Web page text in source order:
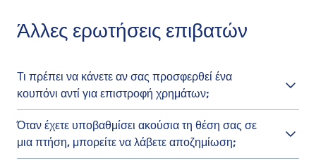
Άλλες ερωτήσεις επιβατών
Τι πρέπει να κάνετε αν σας προσφερθεί ένα
κουπόνι αντί για επιστροφή χρημάτων;
Όταν έχετε υποβαθμίσει ακούσια τη θέση σας σε
μια πτήση, μπορείτε να λάβετε αποζημίωση;